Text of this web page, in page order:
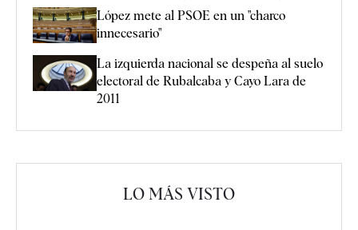
López mete al PSOE en un "charco
innecesario"
La izquierda nacional se despeña al suelo
electoral de Rubalcaba y Cayo Lara de
2011
LO MÁS VISTO